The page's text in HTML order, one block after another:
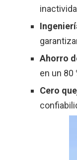
Ahorro
en un
Cero